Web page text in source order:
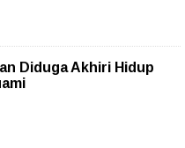
Diduga Akhiri Hidup